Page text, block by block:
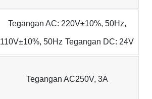
Tegangan AC: 220V±10%, 50Hz,
110V±10%, 50Hz Tegangan DC: 24V
Tegangan AC250V, 3A